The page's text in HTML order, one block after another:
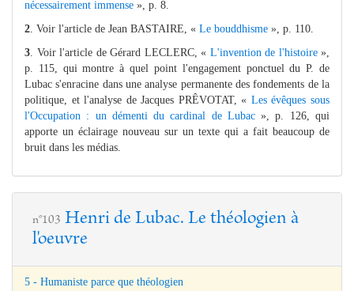
nécessairement immense », p. 8.
2 . Voir l'article de Jean BASTAIRE, « Le bouddhisme », p. 110.
3 . Voir l'article de Gérard LECLERC, « L'invention de l'histoire»,
p. 115, qui montre à quel point l'engagement ponctuel du P. de
Lubac s'enracine dans une analyse permanente des fondements de la
politique, et l'analyse de Jacques PRÊVOTAT, « Les évêques sous
l'Occupation : un démenti du cardinal de Lubac», p. 126, qui
apporte un éclairage nouveau sur un texte qui a fait beaucoup de
bruit dans les médias.
n°103 Henri de Lubac. Le théologien à
l'oeuvre
5 - Humaniste parce que théologien